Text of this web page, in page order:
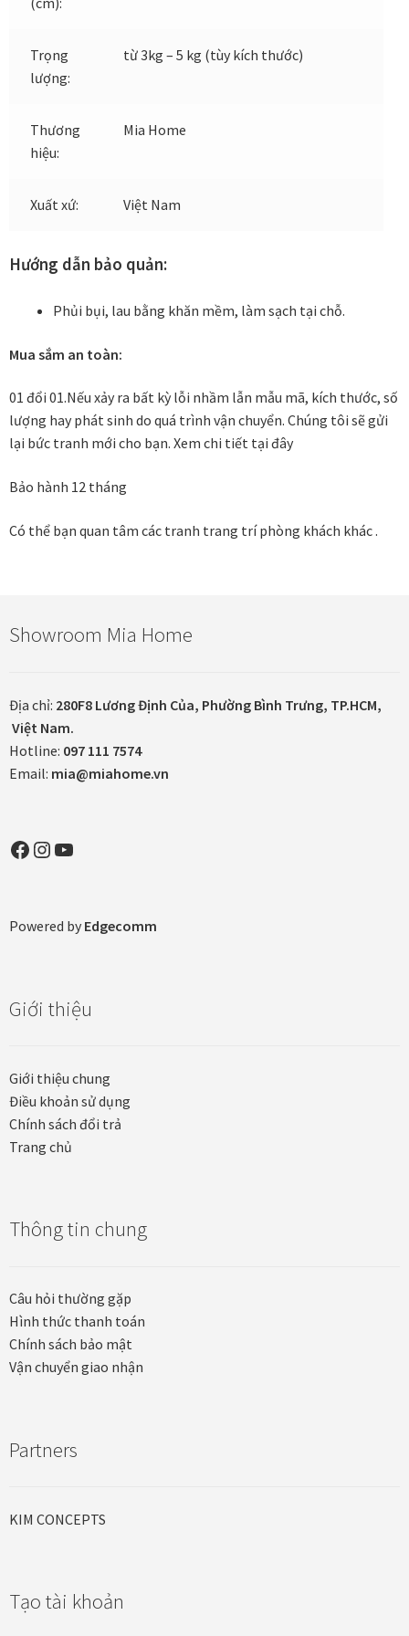
Đóng khung tranh canvas – tranh sơn dầu
Đóng khung tranh kính cho tranh ảnh, giấy mỹ thuật,
poster, bản vẽ tay
Đóng khung tranh sơn mài
Đóng khung tranh thêu
Giỏ hàng
Giới Thiệu Mia Home
Homepage Test
In tranh treo tường theo yêu cầu
in tranh mica
Khung ảnh
Khung tranh gỗ sồi
Nghệ thuật sơn mài dát vàng
Nhận vẽ tranh theo yêu cầu
Quà tặng cao cấp
Quà Tết Doanh nghiệp 2026
Quy định khu vực giao hàng
test
TẾT 2025
Trọng
lượng:
từ 3kg – 5 kg (tùy kích thước)
Thương
hiệu:
Mia Home
Xuất xứ: Việt Nam
Hướng dẫn bảo quản:
Phủi bụi, lau bằng khăn mềm, làm sạch tại chỗ.
Mua sắm an toàn:
01 đổi 01.Nếu xảy ra bất kỳ lỗi nhầm lẫn mẫu mã, kích thước, số
lượng hay phát sinh do quá trình vận chuyển. Chúng tôi sẽ gửi
lại bức tranh mới cho bạn. Xem chi tiết tại đây
Bảo hành 12 tháng
Có thể bạn quan tâm các tranh trang trí phòng khách khác .
Showroom Mia Home
Địa chỉ: 280F8 Lương Định Của, Phường Bình Trưng, TP.HCM,
Việt Nam.
Hotline: 097 111 7574
Email: mia@miahome.vn
Facebook
Instagram
YouTube
Powered by Edgecomm
Giới thiệu
Giới thiệu chung
Điều khoản sử dụng
Chính sách đổi trả
Trang chủ
Thông tin chung
Câu hỏi thường gặp
Hình thức thanh toán
Chính sách bảo mật
Vận chuyển giao nhận
Partners
KIM CONCEPTS
Tạo tài khoản